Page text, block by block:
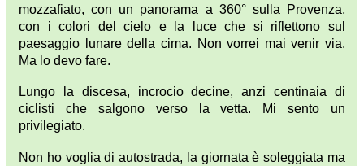
mozzafiato, con un panorama a 360° sulla Provenza,
con i colori del cielo e la luce che si riflettono sul
paesaggio lunare della cima. Non vorrei mai venir via.
Ma lo devo fare.
Lungo la discesa, incrocio decine, anzi centinaia di
ciclisti che salgono verso la vetta. Mi sento un
privilegiato.
Non ho voglia di autostrada, la giornata è soleggiata ma